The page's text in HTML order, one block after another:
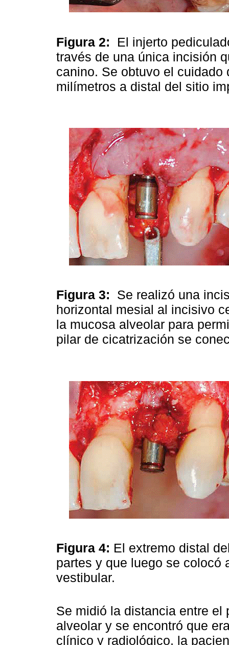
Figura 2: El injerto
través de una única incisión
canino. Se obtuvo el
milímetros a distal del sitio
Figura 3: Se realizó una
horizontal mesial al incisivo
la mucosa alveolar para
pilar de cicatrización se
Figura 4: El extremo distal
partes y que luego se colocó
vestibular.
Se midió la distancia entre el
alveolar y se encontró que
clínico y radiológico, la